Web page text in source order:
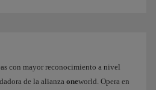
con mayor reconocimiento a nivel
de la alianza oneworld. Opera en